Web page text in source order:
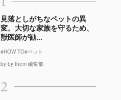
見落としがちなペットの異
変。大切な家族を守るため、
獣医師が勧...
#HOW TO#ペット
by by them 編集部
2